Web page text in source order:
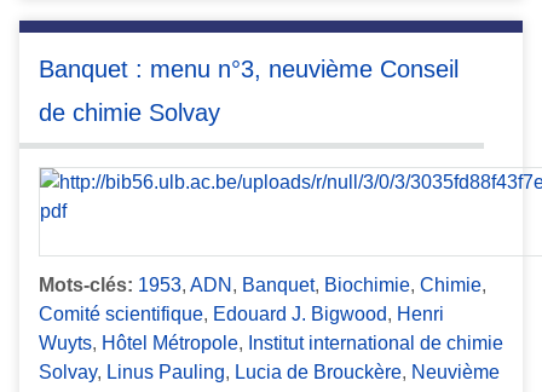
Banquet : menu n°3, neuvième Conseil
de chimie Solvay
Mots-clés: 1953, ADN , Banquet, Biochimie, Chimie,
Comité scientifique, Edouard J. Bigwood, Henri
Wuyts, Hôtel Métropole, Institut international de chimie
Solvay, Linus Pauling, Lucia de Brouckère, Neuvième